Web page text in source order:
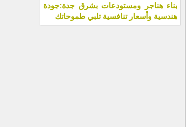
بناء هناجر ومستودعات بشرق جدة:جودة
هندسية وأسعار تنافسية تلبي طموحاتك